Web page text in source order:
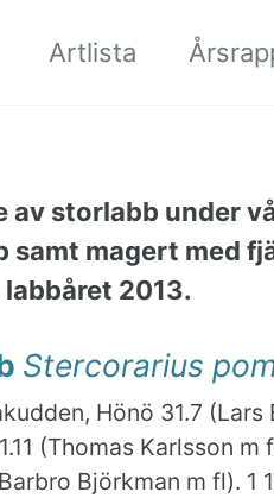
Artlista
av storlabb under
samt magert med
2013.
Stercorarius
Hönö 31.7 (Lars
(Thomas Karlsson m
Björkman m fl). 1